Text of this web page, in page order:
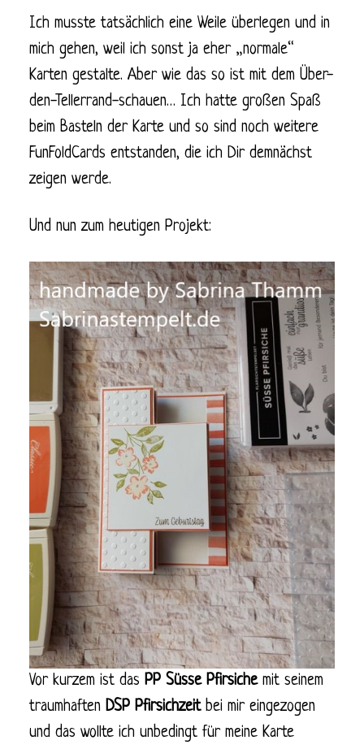
Ich musste tatsächlich eine Weile überlegen und in
mich gehen, weil ich sonst ja eher „normale“
Karten gestalte. Aber wie das so ist mit dem Über-
den-Tellerrand-schauen… Ich hatte großen Spaß
beim Basteln der Karte und so sind noch weitere
FunFoldCards entstanden, die ich Dir demnächst
zeigen werde.
Und nun zum heutigen Projekt:
Vor kurzem ist das PP Süsse Pfirsichemit seinem
traumhaften DSP Pfirsichzeitbei mir eingezogen
und das wollte ich unbedingt für meine Karte